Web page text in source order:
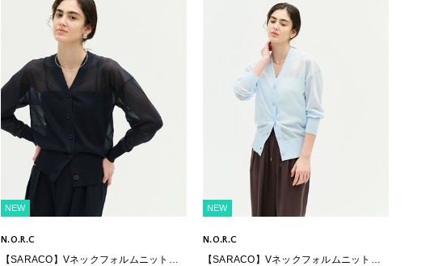
NEW
N.O.R.C
【SARACO】Vネックフォルムニットカ
NEW
N.O.R.C
【SARACO】Vネックフォルムニットカ